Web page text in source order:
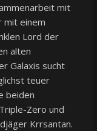
mit
mit einem
Lord der
alten
Galaxis sucht
teuer
beiden
Zero und
Krrsantan.